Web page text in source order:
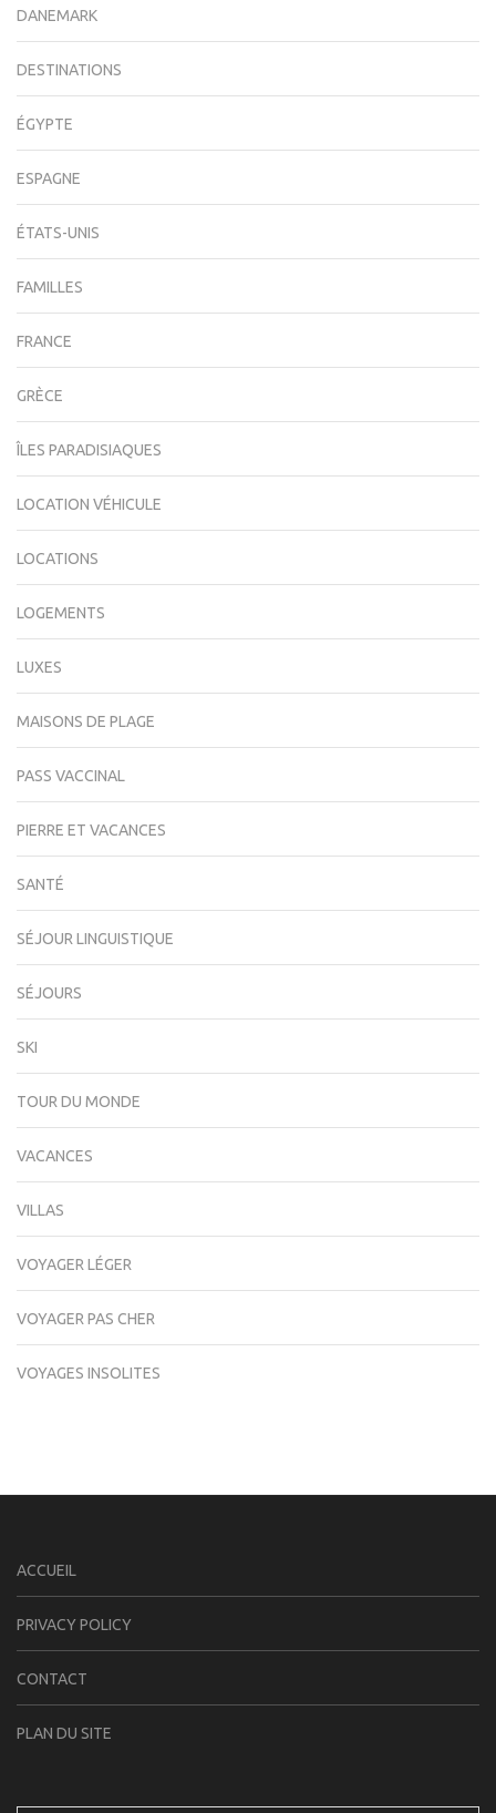
DANEMARK
DESTINATIONS
ÉGYPTE
ESPAGNE
ÉTATS-UNIS
FAMILLES
FRANCE
GRÈCE
ÎLES PARADISIAQUES
LOCATION VÉHICULE
LOCATIONS
LOGEMENTS
LUXES
MAISONS DE PLAGE
PASS VACCINAL
PIERRE ET VACANCES
SANTÉ
SÉJOUR LINGUISTIQUE
SÉJOURS
SKI
TOUR DU MONDE
VACANCES
VILLAS
VOYAGER LÉGER
VOYAGER PAS CHER
VOYAGES INSOLITES
ACCUEIL
PRIVACY POLICY
CONTACT
PLAN DU SITE